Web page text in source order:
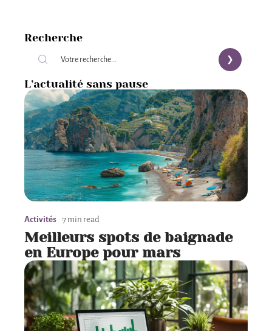
Recherche
L’actualité sans pause
Activités 7 min read
Meilleurs spots de baignade
en Europe pour mars